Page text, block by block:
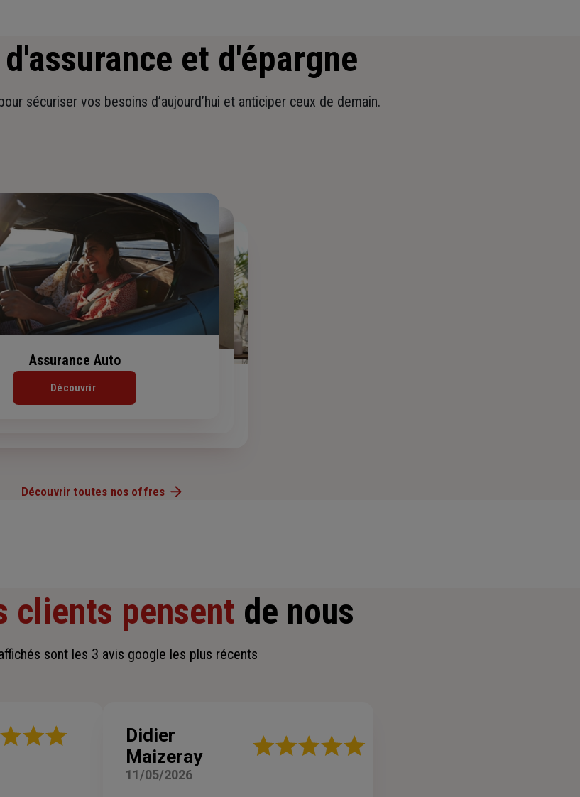
d'assurance et d'épargne
sécuriser vos besoins d’aujourd’hui et anticiper ceux de demain.
Assurance de prêt immobilier
Assurance Habitation
Découvrir
Assurance Auto
Découvrir
Découvrir toutes nos offres
clients pensent de nous
sont les 3 avis google les plus récents
Didier
Maizeray
Note
11/05/2026